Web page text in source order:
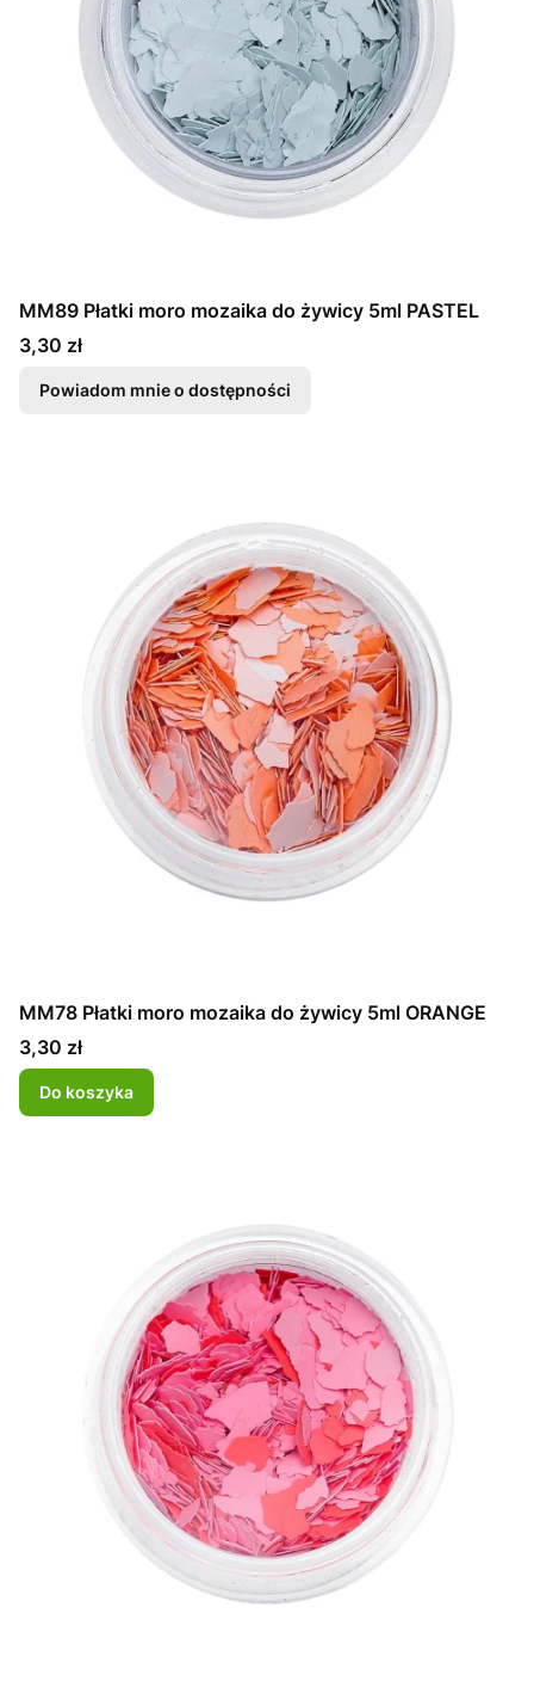
MM89 Płatki moro mozaika do żywicy 5ml PASTEL
Cena
3,30 zł
Powiadom mnie o dostępności
MM78 Płatki moro mozaika do żywicy 5ml ORANGE
Cena
3,30 zł
Do koszyka